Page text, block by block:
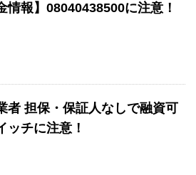
情報】08040438500に注意！
者 担保・保証人なしで融資可
ッチに注意！